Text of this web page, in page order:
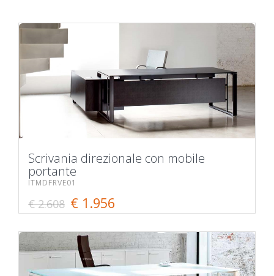
Scrivania direzionale con mobile
portante
ITMDFRVE01
€ 2.608 € 1.956